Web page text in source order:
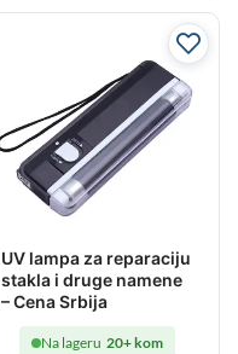
UV lampa za reparaciju
stakla i druge namene
– Cena Srbija
Na lageru 20+ kom